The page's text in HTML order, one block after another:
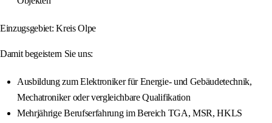
Einzugsgebiet: Kreis Olpe
Damit begeistern Sie uns:
Ausbildung zum Elektroniker für Energie- und Gebäudetechnik,
Mechatroniker oder vergleichbare Qualifikation
Mehrjährige Berufserfahrung im Bereich TGA, MSR, HKLS